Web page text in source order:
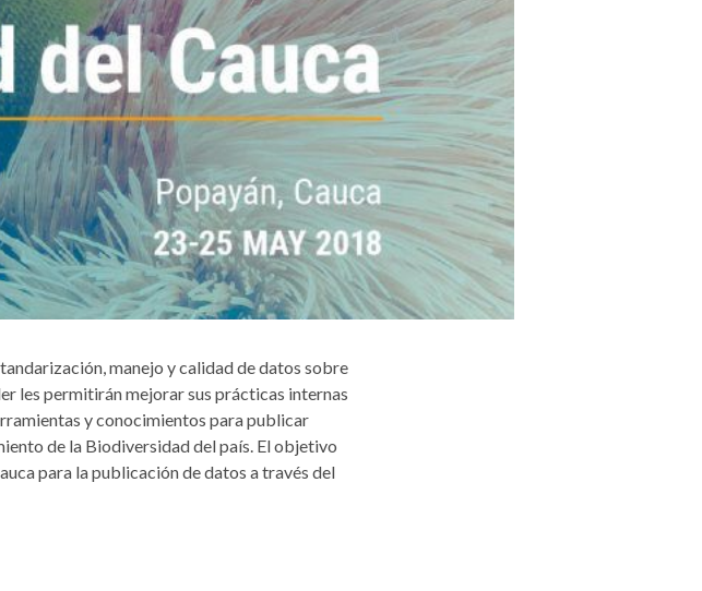
manejo y calidad de datos sobre
les permitirán mejorar sus prácticas internas
y conocimientos para publicar
de la Biodiversidad del país. El objetivo
para la publicación de datos a través del